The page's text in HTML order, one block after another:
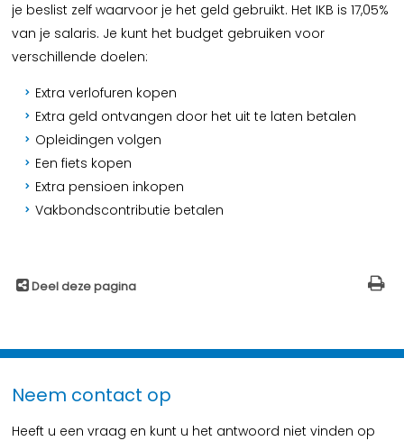
je beslist zelf waarvoor je het geld gebruikt. Het IKB is 17,05%
van je salaris. Je kunt het budget gebruiken voor
verschillende doelen:
Extra verlofuren kopen
Extra geld ontvangen door het uit te laten betalen
Opleidingen volgen
Een fiets kopen
Extra pensioen inkopen
Vakbondscontributie betalen
Deel deze pagina
Neem contact op
Heeft u een vraag en kunt u het antwoord niet vinden op